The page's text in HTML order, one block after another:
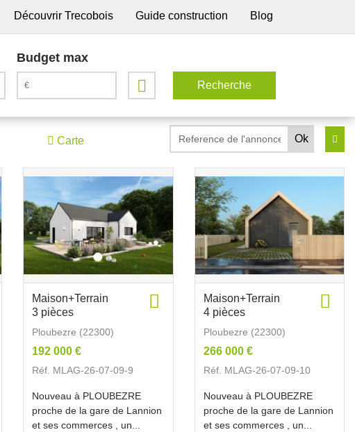
Découvrir Trecobois Guide construction Blog
Budget max
Carte
Maison+Terrain
3 pièces
Ploubezre (22300)
192 000 €
Réf. MLAG-26-07-09-9
Nouveau à PLOUBEZRE
proche de la gare de Lannion
et ses commerces , un...
Maison+Terrain
4 pièces
Ploubezre (22300)
266 000 €
Réf. MLAG-26-07-09-10
Nouveau à PLOUBEZRE
proche de la gare de Lannion
et ses commerces , un...